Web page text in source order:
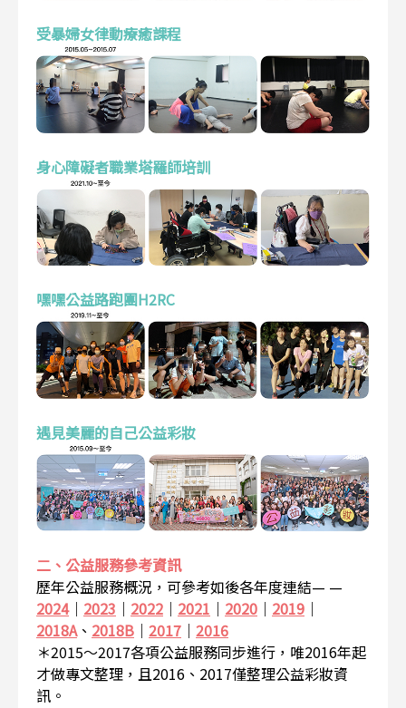
受暴婦女律動療癒課程
身心障礙者職業塔羅師培訓
嘿嘿公益路跑團H2RC
遇見美麗的自己公益彩妝
二、公益服務參考資訊
歷年公益服務概況，可參考如後各年度連結— —
2024｜ 2023 ｜ 2022 ｜ 2021 ｜ 2020 ｜ 2019 ｜
2018A、 2018B ｜ 2017 ｜ 2016
＊2015～2017各項公益服務同步進行，唯2016年起
才做專文整理，且2016、2017僅整理公益彩妝資
訊。